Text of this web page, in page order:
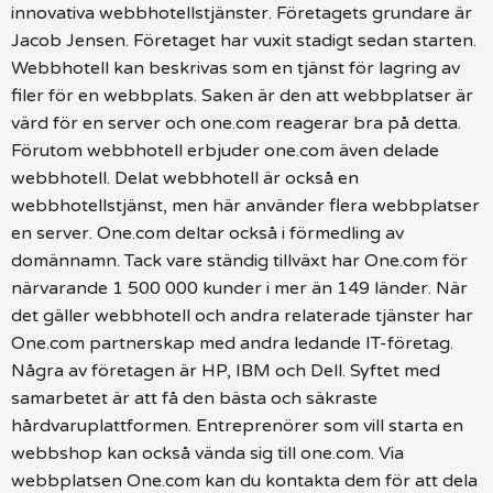
innovativa webbhotellstjänster. Företagets grundare är
Jacob Jensen. Företaget har vuxit stadigt sedan starten.
Webbhotell kan beskrivas som en tjänst för lagring av
filer för en webbplats. Saken är den att webbplatser är
värd för en server och one.com reagerar bra på detta.
Förutom webbhotell erbjuder one.com även delade
webbhotell. Delat webbhotell är också en
webbhotellstjänst, men här använder flera webbplatser
en server. One.com deltar också i förmedling av
domännamn. Tack vare ständig tillväxt har One.com för
närvarande 1 500 000 kunder i mer än 149 länder. När
det gäller webbhotell och andra relaterade tjänster har
One.com partnerskap med andra ledande IT-företag.
Några av företagen är HP, IBM och Dell. Syftet med
samarbetet är att få den bästa och säkraste
hårdvaruplattformen. Entreprenörer som vill starta en
webbshop kan också vända sig till one.com. Via
webbplatsen One.com kan du kontakta dem för att dela